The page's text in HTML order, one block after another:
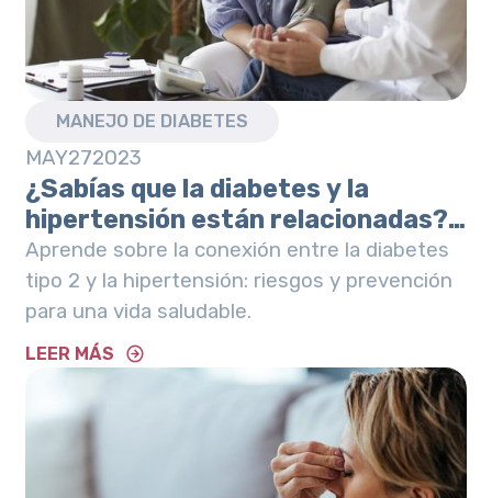
MANEJO DE DIABETES
MAY272023
¿Sabías que la diabetes y la
hipertensión están relacionadas?
Conoce los factores de riesgo y
cómo prevenir sus efectos
negativos.
Aprende sobre la conexión entre la diabetes
tipo 2 y la hipertensión: riesgos y prevención
para una vida saludable.
LEER MÁS